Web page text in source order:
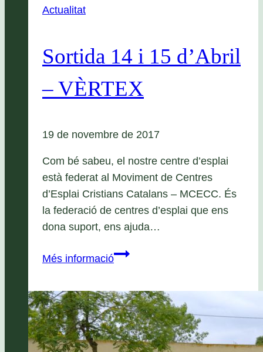
Actualitat
Sortida 14 i 15 d’Abril
– VÈRTEX
19 de novembre de 2017
Com bé sabeu, el nostre centre d’esplai
està federat al Moviment de Centres
d’Esplai Cristians Catalans – MCECC. És
la federació de centres d’esplai que ens
dona suport, ens ajuda…
Més informacióSortida
15
d’Abril
–